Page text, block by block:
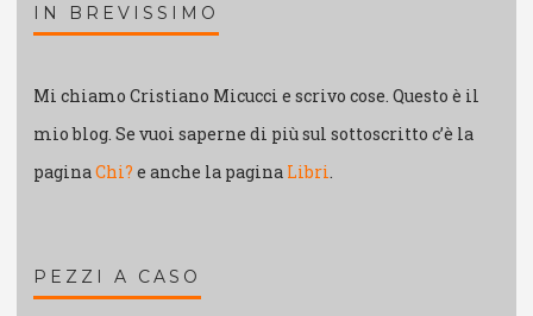
IN BREVISSIMO
Mi chiamo Cristiano Micucci e scrivo cose. Questo è il
mio blog. Se vuoi saperne di più sul sottoscritto c’è la
paginaChi? e anche la pagina Libri.
PEZZI A CASO